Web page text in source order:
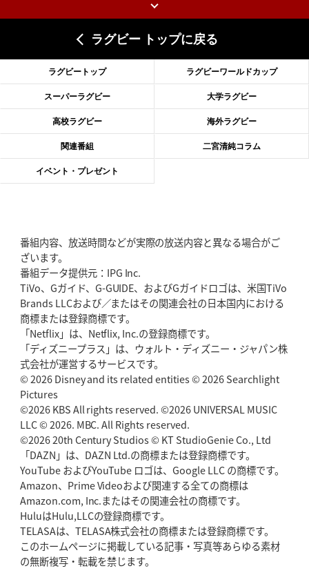
2026年6月18日(木)更新
滑川剛人レフリー、早過ぎる引退「27年W杯の主審、遠のいた夢」
2026年6月11日(木)更新
神戸、リーグワン初優勝の道のりデイブ・レニーHCの功績と財産
2026年6月4日(木)更新
“泣き虫先生”こと山口良治氏死去「信は力なり」骨太の教育方針
2026年5月21日(木)更新
狭山RG、ライチェル海遥スタッフ入り
ッション
2026年5月14日(木)更新
神戸、1位通過の立役者レタリック
「悲運の闘将」宮地克実氏死去 熱血指導で埼玉WKの基礎築く
2026年4月30日(木)更新
BR東京、「ユニバーサルデー」の意義「特別からノーマルへ」が最終
ゴール
2026年4月23日(木)更新
元代表ラピース、今季限りで引退「クボタは10年いた自分のホーム」
2026年4月16日(木)更新
BL東京「強化拠点」を「共有財産」に新クラブハウスは「皆に開かれ
た空間」
ラグビー トップに戻る
ラグビートップ ラグビーワールドカップ
スーパーラグビー 大学ラグビー
高校ラグビー 海外ラグビー
関連番組 二宮清純コラム
イベント・プレゼント
番組内容、放送時間などが実際の放送内容と異なる場合がご
ざいます。
番組データ提供元：IPG Inc.
TiVo、Gガイド、G-GUIDE、およびGガイドロゴは、米国TiVo
Brands LLCおよび／またはその関連会社の日本国内における
商標または登録商標です。
「Netflix」は、Netflix, Inc.の登録商標です。
「ディズニープラス」は、ウォルト・ディズニー・ジャパン株
式会社が運営するサービスです。
© 2026 Disney and its related entities © 2026 Searchlight
Pictures
©2026 KBS All rights reserved. ©2026 UNIVERSAL MUSIC
LLC © 2026. MBC. All Rights reserved.
©2026 20th Century Studios © KT StudioGenie Co., Ltd
「DAZN」は、DAZN Ltd.の商標または登録商標です。
YouTube およびYouTube ロゴは、Google LLC の商標です。
Amazon、Prime Videoおよび関連する全ての商標は
Amazon.com, Inc.またはその関連会社の商標です。
HuluはHulu,LLCの登録商標です。
TELASAは、TELASA株式会社の商標または登録商標です。
このホームページに掲載している記事・写真等あらゆる素材
の無断複写・転載を禁じます。